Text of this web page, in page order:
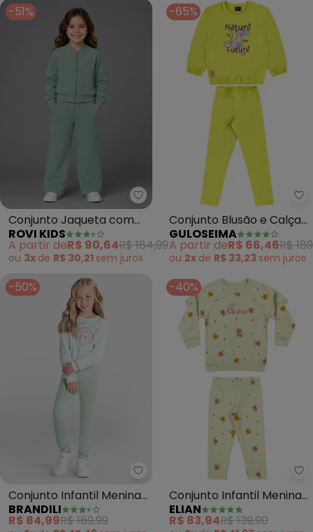
-51%
Rovi Kids - Conjunto Jaqueta
Conjunto Jaqueta com
Wide Leg Moletom
(Verde)
ROVI KIDS
A partir deR$ 90,64R$ 184,99
ou 3x de R$ 30,21 sem juros
-65%
Conjunto Blusão e Calça
Infantil (Verde)
GULOSEIMA
A partir deR$ 66,46R$
ou 2x de R$ 33,23 sem juros
-50%
Brandili - Conjunto Infantil
Conjunto Infantil Menina
de Arco-Íris(Verde)
BRANDILI
R$ 84,99R$ 169,99
-40%
Conjunto Infantil Menina
Molecotton Love (Verde)
ELIAN
R$ 83,94R$ 139,90